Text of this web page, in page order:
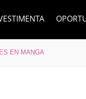
EN MANGA